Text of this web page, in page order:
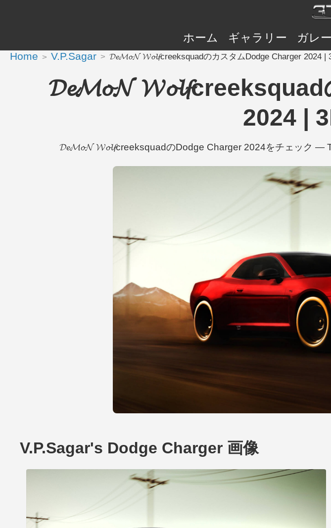
ホーム ギャラリー ガレ
Home V.P.Sagar 𝓓𝓮𝓜𝓸𝓝 𝓦𝓸𝓵𝓯creeksquadのカスタムDodge Charger 2024 |
𝓓𝓮𝓜𝓸𝓝 𝓦𝓸𝓵𝓯creeksquad
2024 |
𝓓𝓮𝓜𝓸𝓝 𝓦𝓸𝓵𝓯creeksquadのDodge Charger 2024をチェック —
V.P.Sagar's Dodge Charger 画像